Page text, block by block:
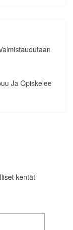
Ja Opiskelee
kentät